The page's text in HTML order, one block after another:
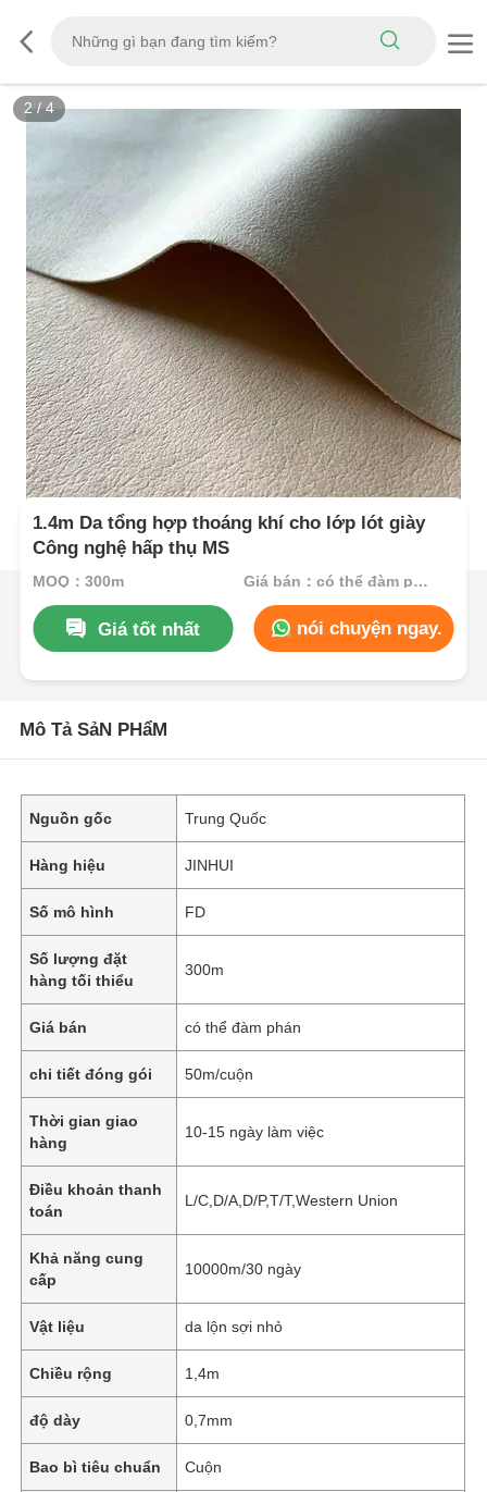
2 / 4
1.4m Da tổng hợp thoáng khí cho lớp lót giày
Công nghệ hấp thụ MS
MOQ：300m Giá bán：có thể đàm phán
Giá tốt nhất nói chuyện ngay.
Mô Tả SảN PHẩM
Nguồn gốc Trung Quốc
Hàng hiệu JINHUI
Số mô hình FD
Số lượng đặt
hàng tối thiểu
300m
Giá bán có thể đàm phán
chi tiết đóng gói 50m/cuộn
Thời gian giao
hàng
10-15 ngày làm việc
Điều khoản thanh
toán
L/C,D/A,D/P,T/T,Western Union
Khả năng cung
cấp
10000m/30 ngày
Vật liệu da lộn sợi nhỏ
Chiều rộng 1,4m
độ dày 0,7mm
Bao bì tiêu chuẩn Cuộn